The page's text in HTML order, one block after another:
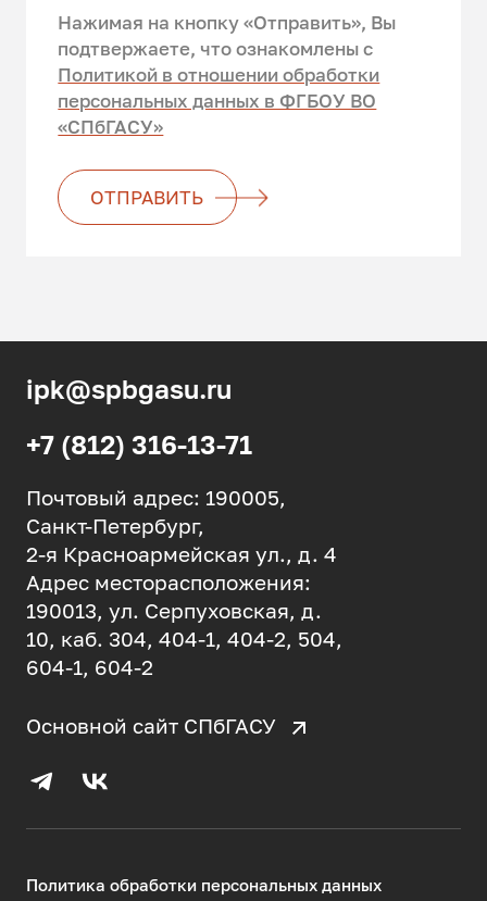
ОТПРАВИТЬ
Нажимая на кнопку «Отправить», Вы
подтвержаете, что ознакомлены c
Политикой в отношении обработки
персональных данных в ФГБОУ ВО
«СПбГАСУ»
ipk@spbgasu.ru
+7 (812) 316-13-71
Почтовый адрес: 190005,
Санкт-Петербург,
2-я Красноармейская ул., д. 4
Адрес месторасположения:
190013, ул. Серпуховская, д.
10, каб. 304, 404-1, 404-2, 504,
604-1, 604-2
Основной сайт СПбГАСУ
Политика обработки персональных данных